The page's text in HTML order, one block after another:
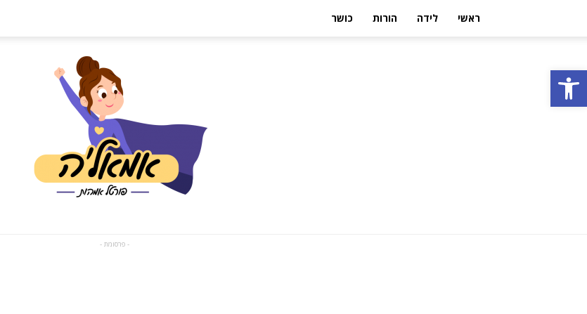
פתח סרגל נגישות
ראשי לידה הורות כושר
- פרסומת -